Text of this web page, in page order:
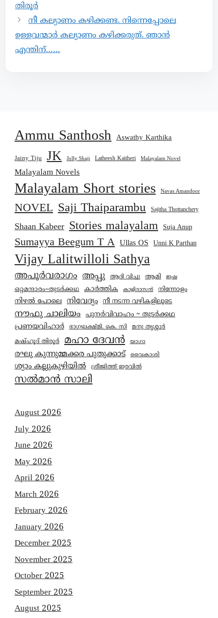
തിരൂർ
നീ കല്യാണം കഴിക്കണ്ട. നിന്നെപ്പോലെ
ഉള്ളവന്മാർ കല്യാണം കഴിക്കരുത്. ഞാൻ
എന്തിന്……
Ammu Santhosh Aswathy Karthika
Jainy Tiju JK Jolly Shaji Latheesh Kaitheri Malayalam Novel
Malayalam Novels
Malayalam Short stories Navas Amandoor
NOVEL Saji Thaiparambu Sajitha Thottanchery
Shaan Kabeer Stories malayalam Suja Anup
Sumayya Beegum T A Ullas OS Unni K Parthan
Vijay Lalitwilloli Sathya
അപൂർവരാഗം അപ്പു ആദി വിച്ചു ആമി ഇഷ
ഒറ്റമന്ദാരം~തുടർക്കഥ കാര്‍ത്തിക കാളിദാസൻ നിന്നോളം
നിഴൽ പോലെ നിവേദ്യം നീ നടന്ന വഴികളിലൂടെ
നൗഫു ചാലിയം പുനർവിവാഹം ~ തുടർക്കഥ
പ്രണയവിഹാർ ഭാഗ്യലക്ഷ്മി. കെ. സി
മനു തൃശ്ശൂർ
മഷ്ഹൂദ് തിരൂർ
മഹാ ദേവൻ യാഗാ
രഘു കുന്നുമ്മക്കര പുതുക്കാട് വൈകാശി
ശ്യാം കല്ലുകുഴിയിൽ ശ്രീജിത്ത് ഇരവിൽ
സൽമാൻ സാലി
August 2026
July 2026
June 2026
May 2026
April 2026
March 2026
February 2026
January 2026
December 2025
November 2025
October 2025
September 2025
August 2025